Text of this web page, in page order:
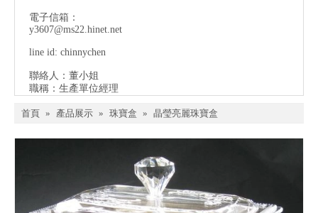
電子信箱：
y3607@ms22.hinet.net
line id: chinnychen
聯絡人：董小姐
職稱：生產單位經理
首頁 » 產品展示 » 珠寶盒 » 晶瑩亮麗珠寶盒